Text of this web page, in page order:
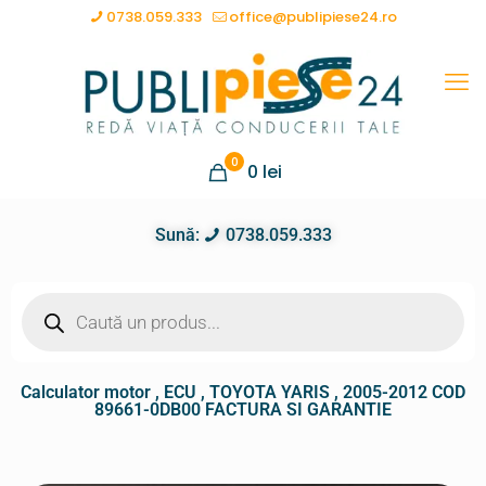
0738.059.333 office@publipiese24.ro
0 0 lei
Sună: 0738.059.333
Calculator motor , ECU , TOYOTA YARIS , 2005-2012 COD
89661-0DB00 FACTURA SI GARANTIE